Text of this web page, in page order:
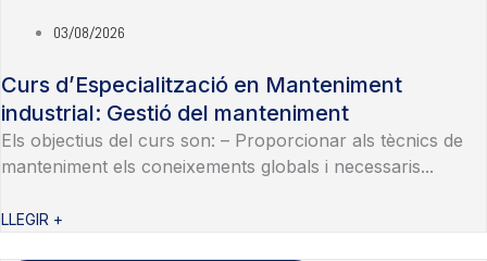
03/08/2026
Curs d’Especialització en Manteniment
industrial: Gestió del manteniment
Els objectius del curs son: – Proporcionar als tècnics de
manteniment els coneixements globals i necessaris...
LLEGIR +